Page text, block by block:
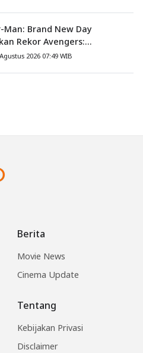
Man: Brand New Day
Rekor Avengers:
Cetak Debut Box Office
2026 07:49 WIB
Berita
Movie News
Cinema Update
Tentang
Kebijakan Privasi
Disclaimer